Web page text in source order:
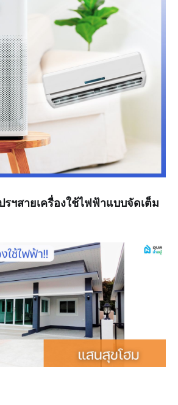
ฯสายเครื่องใช้ไฟฟ้าแบบจัดเต็ม